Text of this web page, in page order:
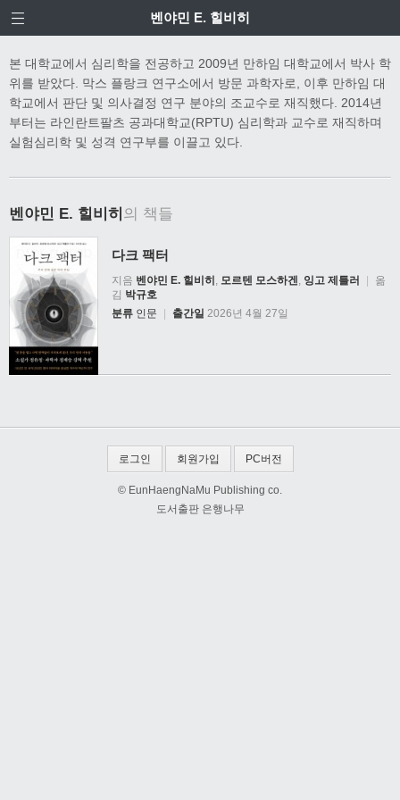
벤야민 E. 힐비히
본 대학교에서 심리학을 전공하고 2009년 만하임 대학교에서 박사 학
위를 받았다. 막스 플랑크 연구소에서 방문 과학자로, 이후 만하임 대
학교에서 판단 및 의사결정 연구 분야의 조교수로 재직했다. 2014년
부터는 라인란트팔츠 공과대학교(RPTU) 심리학과 교수로 재직하며
실험심리학 및 성격 연구부를 이끌고 있다.
벤야민 E. 힐비히 의 책들
다크 팩터
지음 벤야민 E. 힐비히 , 모르텐 모스하겐, 잉고 제틀러
옮
김 박규호
분류 인문 출간일 2026년 4월 27일
로그인 회원가입 PC버전
© EunHaengNaMu Publishing co.
도서출판 은행나무